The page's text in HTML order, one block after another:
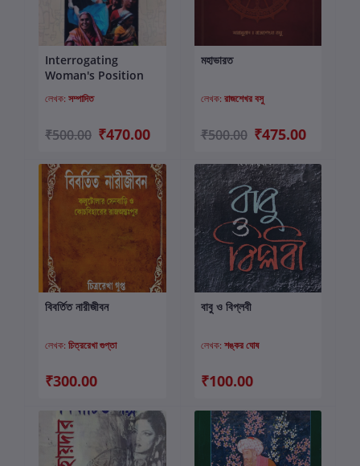
কার্টে যোগ করুন
Interrogating
Woman's Position
লেখক: সম্পাদিত
₹500.00 ₹470.00
কার্টে যোগ করুন
মহাভারত
লেখক: রাজশেখর বসু
₹500.00 ₹475.00
কার্টে যোগ করুন
বিবর্তিত নারীজীবন
লেখক: চিত্ররেখা গুপ্তা
₹300.00
কার্টে যোগ করুন
বাবু ও বিপ্লবী
লেখক: শঙ্কর ঘোষ
₹100.00